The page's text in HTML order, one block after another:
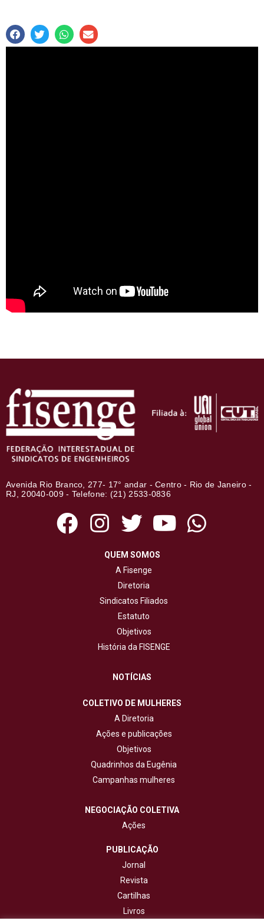
Avenida Rio Branco, 277- 17° andar - Centro - Rio de Janeiro -
RJ, 20040-009 - Telefone: (21) 2533-0836
QUEM SOMOS
A Fisenge
Diretoria
Sindicatos Filiados
Estatuto
Objetivos
História da FISENGE
NOTÍCIAS
COLETIVO DE MULHERES
A Diretoria
Ações e publicações
Objetivos
Quadrinhos da Eugênia
Campanhas mulheres
NEGOCIAÇÃO COLETIVA
Ações
PUBLICAÇÃO
Jornal
Revista
Cartilhas
Livros